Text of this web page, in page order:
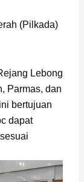
(Pilkada)
Lebong
Parmas, dan
bertujuan
dapat